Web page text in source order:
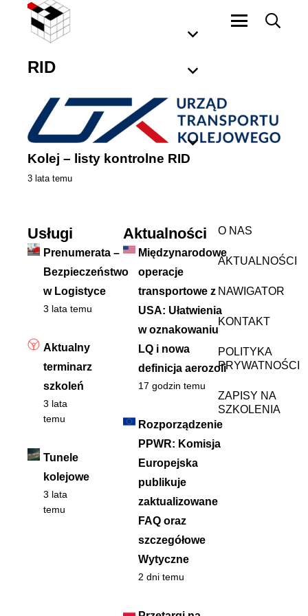
RID
Kolej – listy kontrolne RID
3 lata temu
Usługi
Prenumerata –
Bezpieczeństwo
w Logistyce
3 lata temu
Aktualny
terminarz
szkoleń
3 lata
temu
Tunele
kolejowe
3 lata
temu
Aktualności
Międzynarodowe
operacje
transportowe z
USA: Ułatwienia
w oznakowaniu
LQ i nowa
definicja aerozoli
17 godzin temu
Rozporządzenie
PPWR: Komisja
Europejska
publikuje
zaktualizowane
FAQ oraz
szczegółowe
Wytyczne
2 dni temu
O NAS
AKTUALNOŚCI
NAWIGATOR
KONTAKT
POLITYKA
PRYWATNOŚCI
ZAPISY NA
SZKOLENIA